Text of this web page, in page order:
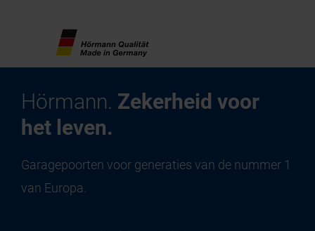
Hörmann. Zekerheid voor
het leven.
Garagepoorten voor generaties van de nummer 1
van Europa.